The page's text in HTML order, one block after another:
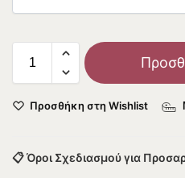
Προσθήκη στη Wishlist
📋 Όροι Σχεδιασμού για